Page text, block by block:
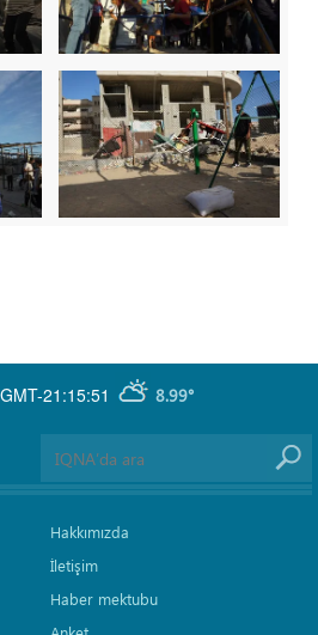
GMT-21:15:51 8.99°
Hakkımızda
İletişim
Haber mektubu